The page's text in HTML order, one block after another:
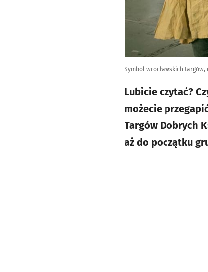
Symbol wrocławskich targów,
Lubicie czytać?
możecie
Targów Dobrych
aż do początku